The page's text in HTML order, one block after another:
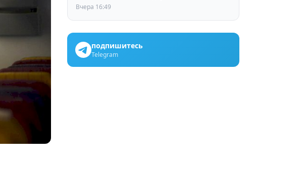
Вчера 16:49
подпишитесь
Telegram